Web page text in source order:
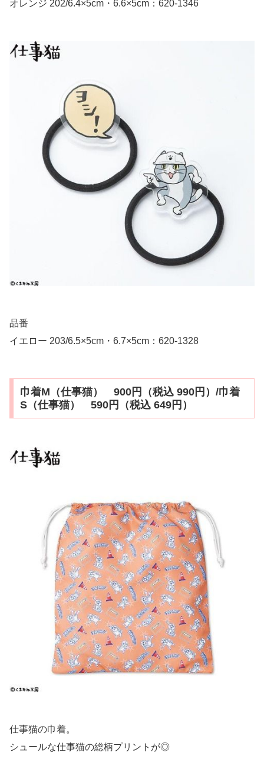
オレンジ 202/6.4×5cm・6.6×5cm：620-1346
品番
イエロー 203/6.5×5cm・6.7×5cm：620-1328
巾着M（仕事猫） 900円（税込 990円）/巾着
S（仕事猫） 590円（税込 649円）
仕事猫の巾着。
シュールな仕事猫の総柄プリントが◎